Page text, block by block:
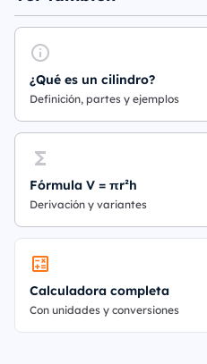
¿Qué es un cilindro?
Definición, partes y ejemplos
Fórmula V = πr²h
Derivación y variantes
Calculadora completa
Con unidades y conversiones